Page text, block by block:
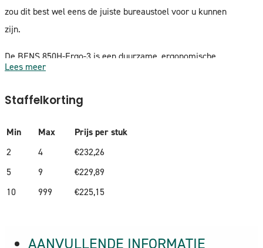
zou dit best wel eens de juiste bureaustoel voor u kunnen
zijn.
De BENS 850H-Ergo-3 is een duurzame, ergonomische
bureaustoel met een comfortabele hoofdsteun en verfijnde
instellingsopties. Een zeer luxe allround bureaustoel welke
veel wordt ingezet voor zakelijk gebruik en veeleisende
particulieren in elk (thuis)kantoor. Dankzij de
belasting van 8 tot 10 uur.
ergonomie, vormgeving en normering zorgt ervoor dat
Lees meer
Staffelkorting
Min Max
Prijs per stuk
2
4 €232,26
5
9 €229,89
10
999 €225,15
AANVULLENDE INFORMATIE